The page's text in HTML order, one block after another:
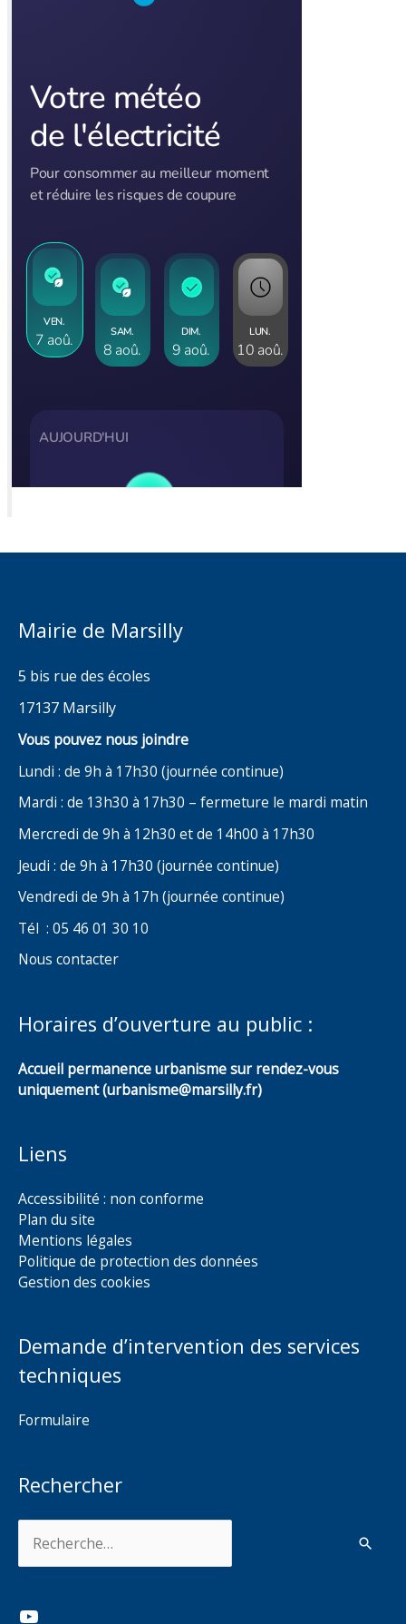
Mairie de Marsilly
5 bis rue des écoles
17137 Marsilly
Vous pouvez nous joindre
Lundi : de 9h à 17h30 (journée continue)
Mardi : de 13h30 à 17h30 – fermeture le mardi matin
Mercredi de 9h à 12h30 et de 14h00 à 17h30
Jeudi : de 9h à 17h30 (journée continue)
Vendredi de 9h à 17h (journée continue)
Tél : 05 46 01 30 10
Nous contacter
Horaires d’ouverture au public :
Accueil permanence urbanisme sur rendez-vous
uniquement (urbanisme@marsilly.fr)
Liens
Accessibilité : non conforme
Plan du site
Mentions légales
Politique de protection des données
Gestion des cookies
Demande d’intervention des services
techniques
Formulaire
Rechercher
YouTube